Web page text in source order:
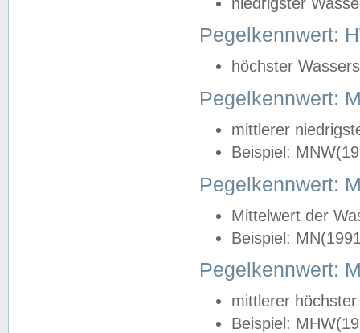
Pegelkennwert:
höchster
Pegelkennwert:
mittlerer
Beispiel:
Pegelkennwert:
Mittelwert der
Beispiel:
Pegelkennwert:
mittlerer
Beispiel: